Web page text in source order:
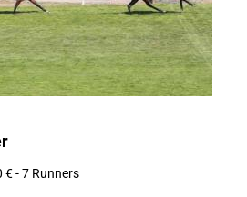
€ - 7 Runners